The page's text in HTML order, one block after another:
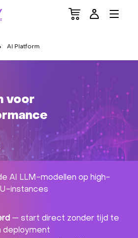
AI Platform
voor
AI LLM-modellen op high-
instances
— start direct zonder tijd te
deployment